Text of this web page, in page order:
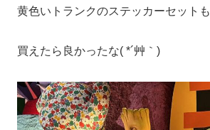
黄色いトランクのステッカーセットも
買えたら良かったな( *´艸｀)